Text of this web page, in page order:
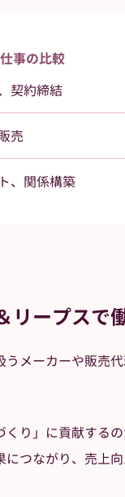
事の比較
契約締結
売
、関係構築
リープスで
メーカーや販売
り」に貢献する
つながり、売上